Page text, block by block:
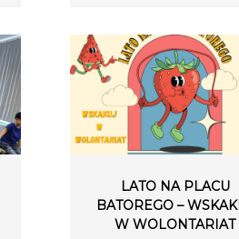
LATO NA PLACU
BATOREGO –
W WOLONTARIAT